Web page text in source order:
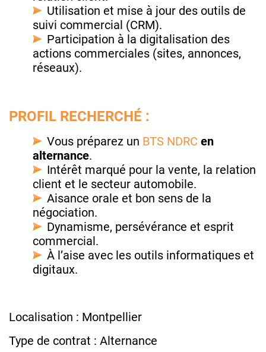
Utilisation et mise à jour des outils de
suivi commercial (CRM).
Participation à la digitalisation des
actions commerciales (sites, annonces,
réseaux).
PROFIL RECHERCHÉ :
Vous préparez un BTS NDRC en
alternance.
Intérêt marqué pour la vente, la relation
client et le secteur automobile.
Aisance orale et bon sens de la
négociation.
Dynamisme, persévérance et esprit
commercial.
À l’aise avec les outils informatiques et
digitaux.
Localisation : Montpellier
Type de contrat : Alternance